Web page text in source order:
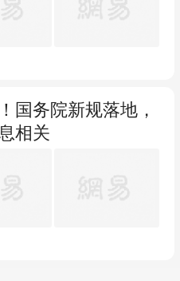
国务院新规落地，
相关